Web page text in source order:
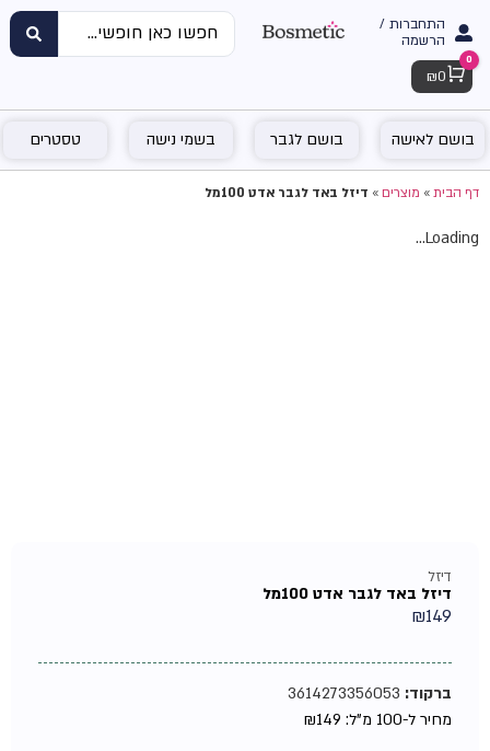
התחברות /
הרשמה
Cart
0
₪ 0
בושם לאישה בושם לגבר בשמי נישה טסטרים
דף הבית»מוצרים»דיזל באד לגבר אדט 100מל
Loading...
דיזל
דיזל באד לגבר אדט 100מל
₪149
ברקוד:3614273356053
מחיר ל-100 מ"ל:
₪149